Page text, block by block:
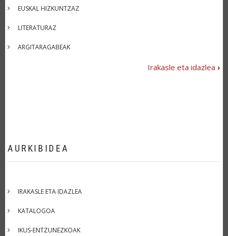
EUSKAL HIZKUNTZAZ
LITERATURAZ
ARGITARAGABEAK
Irakasle eta idazlea ›
AURKIBIDEA
IRAKASLE ETA IDAZLEA
KATALOGOA
IKUS-ENTZUNEZKOAK